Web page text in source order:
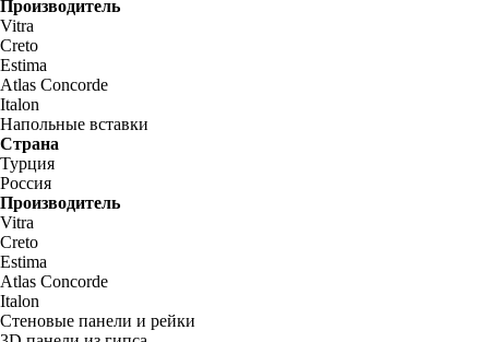
Производитель
Vitra
Creto
Estima
Atlas Concorde
Italon
Напольные вставки
Страна
Турция
Россия
Производитель
Vitra
Creto
Estima
Atlas Concorde
Italon
Стеновые панели и рейки